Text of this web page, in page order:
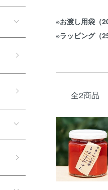
※お渡し用袋（
※ラッピング（
全2商品